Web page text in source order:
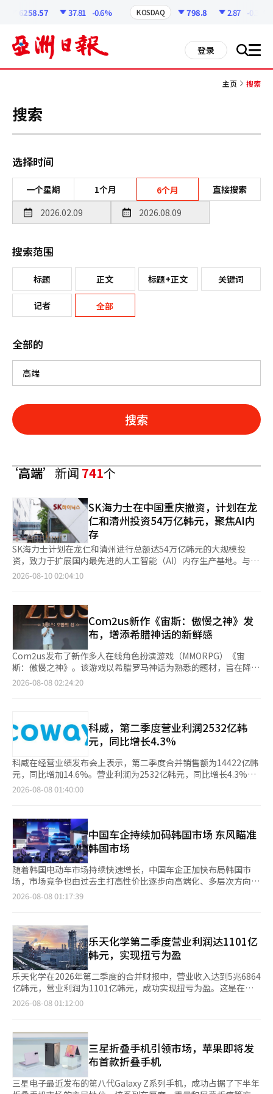
6258.57 37.81 -0.6% KOSDAQ 798.8 2.87 -0.36%
登录 搜 all
主页 搜索
搜索
选择时间
一个星期 1个月 6个月 直接搜索
搜索范围
标题 正文 标题+正文 关键词
记者 全部
全部的
搜索
‘高端’新闻741个
SK海力士在中国重庆撤资，计划在龙
仁和清州投资54万亿韩元，聚焦AI内
存
SK海力士计划在龙仁和清州进行总额达54万亿韩元的大规模投
资，致力于扩展国内最先进的人工智能（AI）内存生产基地。与此
同时，因盈利能力下降，SK海力士将推动重庆后工序生产线的资
事会决定，向龙仁半导体集群二期工厂（Y2）投资35.2万亿韩元，
向清州M17工厂投资19.1万亿韩元，总投资额约为54.3万亿韩元。
这一决定标志着其在6月底公布的中长期扩展计划的正式启动，显
示出其在全球AI内存需求激增背景下，及时提升供应能力的强烈意
愿。 此次国内投资的核心是构建下一代AI内存的前沿基地。龙仁
Y2工厂预计于明年7月开工，建筑面积达112万7272平方米（约34
万1000坪），目标在2029年实现首个洁净室的投入使用。SK海力
士计划将龙仁Y2打造成未来引领全球市场的最先进HBM和下一代
将推进重庆封装工厂的股权出售等资产优化。根据彭博社等外媒的
报道，SK海力士正在与中国基金及当地半导体企业进行重庆工厂
出售的幕后协调，预计出售的股权价值将达到300亿美元（约4万
亿韩元）。 重庆工厂于2014年7月开始量产，主要负责闪存的通用
封装。然而，由于生产竞争力下降和运营效率降低，SK海力士决
定在中国整理通用生产线，计划通过外包半导体封装和测试
（OSAT）来降低固定成本，提高整体生产效率。 业内人士认为，
指出，这一转变是为了摆脱过去为了降低成本而增加海外生产基地
的方式，转而寻求技术保护和供应链稳定的“价值链内涵化”趋
势。此外，SK海力士还计划与政府、地方政府及国内材料和零部
件企业合作，在龙仁集群内推进测试平台的建设，这也是强化国内
生态系统的延续。 随着AI内存市场竞争加剧，及时的供应能力变得
愈发重要。SK海力士希望通过加快工厂建设和洁净室的投入使
用，最大化市场应对能力，以满足大型科技公司对内存的需求。
韩国半导体产业协会常务理事安基贤表示：“在全球供应链不确定
力。”※ 本报道经人工智能（AI）系统翻译与编辑。
2026-08-10 02:04:10
Com2us新作《宙斯：傲慢之神》发
布，增添希腊神话的新鲜感
Com2us发布了新作多人在线角色扮演游戏（MMORPG）《宙
斯：傲慢之神》。该游戏以希腊罗马神话为熟悉的题材，旨在降低
现有MMORPG的竞争疲劳，并实现多样化的竞争参与方式。
线。 发布会上，Com2us代表南在官、艾伯顿代表金大焕、导演郑
成勋、Com2us事业本部长金正勋等出席，介绍了游戏的开发理
念、核心内容和服务策略。 《宙斯：傲慢之神》以希腊神话中的
最高神宙斯的绝对权力与傲慢导致世界裂变为背景。玩家将分享神
的力量，抵御混乱，并在合作与对抗交织的旅程中证明自己的力量
与资格。该游戏基于虚幻引擎5，重塑了希腊神话的世界，展现了
古老建筑和大规模战场。 开发团队提出的核心方向是“顶级图
金大焕指出，尽管竞争是MMORPG的本质乐趣，但过于偏向高端
用户的竞争导致新用户的进入壁垒和付费差距加大。因此，开发团
队专注于创造一个让尽可能多的用户以各自方式体验竞争的
MMORPG，而非仅为部分用户设计的竞争内容。 竞争内容也被设
计为不集中于特定高端用户。代表内容“奥德赛”，以及“阿卡迪
亚占领战”、公会内容、利用人工智能（AI）个体“人格”的1对1
内容“角斗场”等，提供从个人挑战到公会间合作与对抗的多样竞
争方式。 特别是人格作为一种机制，降低了实时对战的负担，同
力的AI个体，即使不进行实时对战，玩家也能基于自身的战斗能力
参与竞争内容。 经济系统也与以战斗为中心的MMORPG有所区
别。通过经济专属职业“工匠”，连接采集、制作和交易，并通
过“米达斯的金库”等货币回收系统和综合交易所，设计了游戏内
的生产、消费和交易。玩家通过非战斗活动也能在游戏世界和社区
中获得角色和成就。 为了减少重复狩猎和移动的负担，提供了便
利功能。利用AI模式，玩家可以在未登录游戏的情况下，根据设置
继续狩猎和成长。服务器维护结束后，AI模式会自动重新启动，且
发布后主要内容和服务计划的更新方向，展现了长期在线服务的蓝
拉”的演员朴智贤作为惊喜嘉宾出席。朴智贤参与了游戏中潘多拉
角色的面部捕捉和声音录制，并在活动中分享了参与游戏的感受。
※ 本报道经人工智能（AI）系统翻译与编辑。
2026-08-08 02:24:20
科威，第二季度营业利润2532亿韩
元，同比增长4.3%
科威在经营业绩发布会上表示，第二季度合并销售额为14422亿韩
元，同比增加14.6%。营业利润为2532亿韩元，同比增长4.3%。
因此，今年上半年累计销售额为27719亿韩元，同比增长13.9%；
机和BEREX床垫、按摩椅等的强劲销售增长，推动了国内租赁账
户净增24.2万台，同比增长51.6%。特别是，BEREX通过推出“R
系列拉伸运动床”和“M系列按摩床垫”在睡眠科技市场中占据了
领先地位，同时新推出的壁挂式空调、食品处理器和个人低频刺激
器等租赁类别也获得了积极的市场反应。科威海外公司的第二季度
销售额为5875亿韩元，同比增长24.2%。各主要法人季度销售额
为：马来西亚法人4345亿韩元（同比+22.2%）、美国法人669亿
韩元（同比+15.2%）、泰国法人660亿韩元（同比+53.9%）、印
均衡的高销售增长，持续推动业绩增长。科威首席财务官金顺泰表
示：“国内外均保持稳定的销售增长和账户扩展，证明了第二季度
的强劲增长性。”他还表示：“下半年将加强在高端市场的主导地
位，并通过产品组合多样化来扩大增长动力，尽力保持可见的业绩
好转。” ※ 本报道经人工智能（AI）系统翻译与编辑。
2026-08-08 01:40:00
中国车企持续加码韩国市场 东风瞄准
韩国市场
随着韩国电动车市场持续快速增长，中国车企正加快布局韩国市
场，市场竞争也由过去主打高性价比逐步向高端化、多层次方向发
展。 据韩国汽车行业7日消息，东风汽车与法国标致联合开发的纯
要面向中国市场。随着韩国电动车需求持续增长，韩国成为其海外
布局的重要目标市场之一。 目前，中国车企已形成覆盖不同价格
区间的产品布局。比亚迪主打高性价比市场，极氪则加快布局高端
市场，随着东风等品牌加入，中国车企在韩国市场正逐步形成覆盖
大众、中高端等多个细分市场的产品矩阵。 韩国汽车移动产业协
会数据显示，今年上半年，中国生产的电动车在韩国销量达到6.95
万辆，同比增长178.7%，市场份额由去年同期的26.8%升至
35%。这意味着，今年韩国市场平均每销售三辆电动车，就有一辆
电动车市场份额由去年同期的63.9%下降至57.5%，市场竞争进一
步加剧。业内人士认为，中国车企依托动力电池、原材料、零部件
及整车制造一体化产业链，以及规模化生产带来的成本优势，在保
持价格竞争力的同时，不断提升智能化配置、续航能力和产品品
质，竞争优势正由单纯的价格优势逐步转向技术、产品力和品牌综
合竞争力。 值得关注的是，韩国政府日前公布的新一轮税制改革
2026-08-08 01:17:39
乐天化学第二季度营业利润达1101亿
韩元，实现扭亏为盈
乐天化学在2026年第二季度的合并财报中，营业收入达到5兆6864
亿韩元，营业利润为1101亿韩元，成功实现扭亏为盈。这是在中
东地区地缘政治问题导致全球供应链不确定性持续的情况下，通过
坦、LC美国、乐天大山石化）营业收入为3兆9403亿韩元，营业利
润为23亿韩元。由于定期维护的影响和原料价格波动带来的滞后效
应，盈利能力较上季度有所下降。 高端材料的营业收入为1兆1551
亿韩元，营业利润为1325亿韩元。主要产品的价差扩大和积极的
汇率效应使盈利能力得以改善。 乐天化学计划在第三季度继续优
2026-08-08 01:12:00
三星折叠手机引领市场，苹果即将发
布首款折叠手机
三星电子最近发布的第八代Galaxy Z系列手机，成功占据了下半年